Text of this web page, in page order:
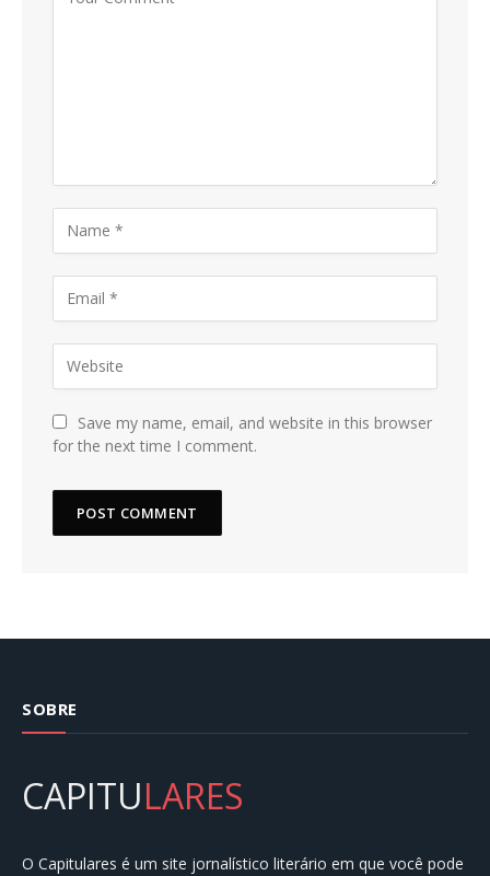
Save my name, email, and website in this browser
for the next time I comment.
SOBRE
CAPITULARES
O Capitulares é um site jornalístico literário em que você pode